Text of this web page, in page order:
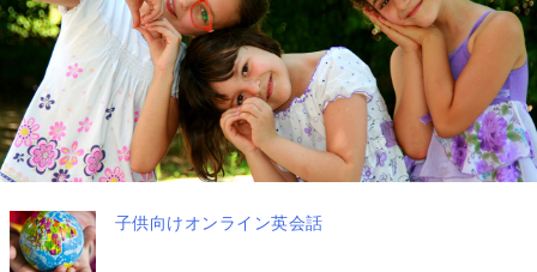
子供向けオンライン英会話